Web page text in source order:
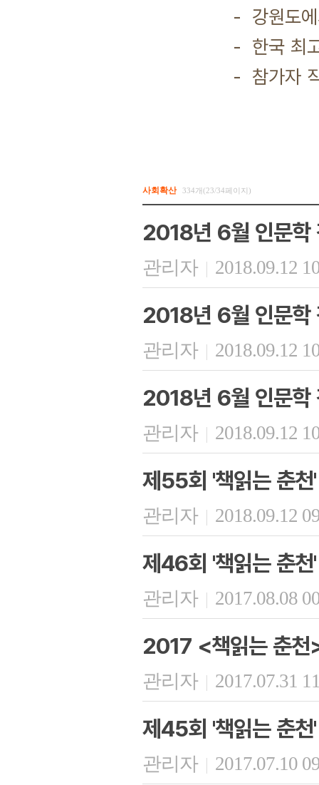
- 강원도에서 현
- 한국 최고의
- 참가자 직접 발
사회확산 334개(23/34페이지)
2018년 6월 인문학
관리자 | 2018.09.12
2018년 6월 인문학
관리자 | 2018.09.12
2018년 6월 인문학
관리자 | 2018.09.12
제55회 '책읽는 춘천'
관리자 | 2018.09.12
제46회 '책읽는 춘천'
관리자 | 2017.08.08
2017 <책읽는 춘천
관리자 | 2017.07.31
제45회 '책읽는 춘천'
관리자 | 2017.07.10